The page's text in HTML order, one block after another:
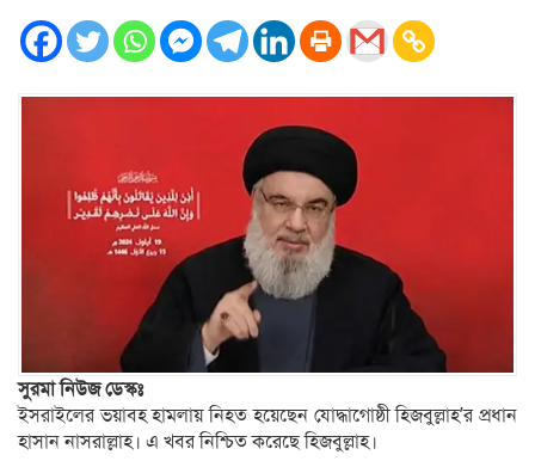
সুরমা নিউজ ডেস্কঃ
ইসরাইলের ভয়াবহ হামলায় নিহত হয়েছেন যোদ্ধাগোষ্ঠী হিজবুল্লাহ’র প্রধান
হাসান নাসরাল্লাহ। এ খবর নিশ্চিত করেছে হিজবুল্লাহ।